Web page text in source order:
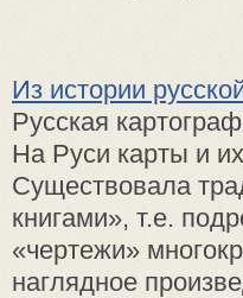
Из истории
Русская
На Руси карты и
Существовала
книгами», т.е.
«чертежи»
наглядное